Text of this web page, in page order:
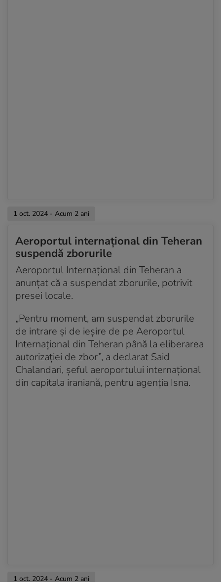
1 oct. 2024 - Acum 2 ani
Aeroportul internațional din Teheran
suspendă zborurile
Aeroportul Internațional din Teheran a
anunțat că a suspendat zborurile, potrivit
presei locale.
„Pentru moment, am suspendat zborurile
de intrare și de ieșire de pe Aeroportul
Internațional din Teheran până la eliberarea
autorizației de zbor”, a declarat Said
Chalandari, șeful aeroportului internațional
din capitala iraniană, pentru agenția Isna.
1 oct. 2024 - Acum 2 ani